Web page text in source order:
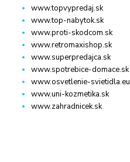
www.topvypredaj.sk
www.top-nabytok.sk
www.proti-skodcom.sk
www.retromaxishop.sk
www.superpredajca.sk
www.spotrebice-domace.sk
www.osvetlenie-svietidla.eu
www.uni-kozmetika.sk
www.zahradnicek.sk